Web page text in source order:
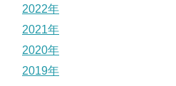
2022年
2021年
2020年
2019年